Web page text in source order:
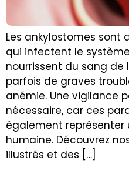
Les ankylostomes sont
qui infectent le
nourrissent du sang de
parfois de graves
anémie. Une vigilance
nécessaire, car ces
également représenter
humaine. Découvrez
illustrés et des […]